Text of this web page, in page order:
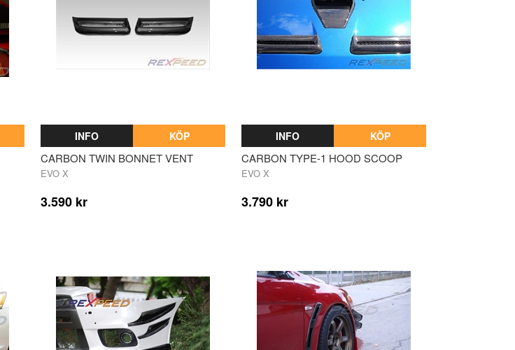
INFO KÖP
CARBON TWIN BONNET VENT
EVO X
3.590 kr
INFO KÖP
CARBON TYPE-1 HOOD SCOOP
EVO X
3.790 kr